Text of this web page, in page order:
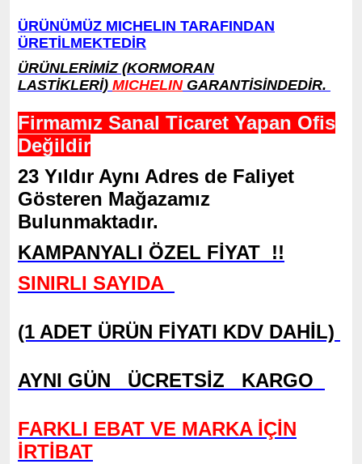
ÜRÜNÜMÜZ MICHELIN TARAFINDAN
ÜRETİLMEKTEDİR
ÜRÜNLERİMİZ (KORMORAN
LASTİKLERİ) MICHELINGARANTİSİNDEDİR.
Firmamız Sanal Ticaret Yapan Ofis
Değildir
23 Yıldır Aynı Adres de Faliyet
Gösteren Mağazamız
Bulunmaktadır.
KAMPANYALI ÖZEL FİYAT !!
SINIRLI SAYIDA
(1 ADET ÜRÜN FİYATI KDV DAHİL)
AYNI GÜN ÜCRETSİZ KARGO
FARKLI EBAT VE MARKA İÇİN
İRTİBAT